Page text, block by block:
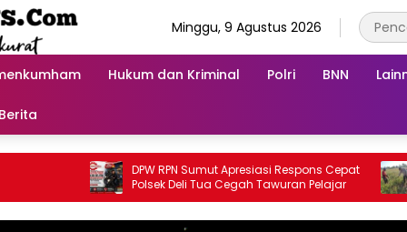
Minggu, 9 Agustus 2026
Hukum dan Kriminal Polri BNN
DPW RPN Sumut Apresiasi Respons Cepat
Polsek Deli Tua Cegah Tawuran Pelajar